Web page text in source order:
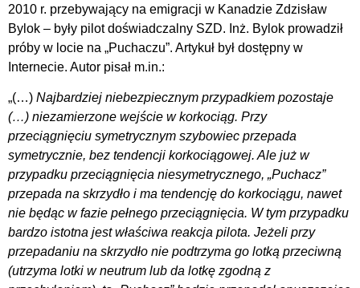
2010 r. przebywający na emigracji w Kanadzie Zdzisław
Bylok – były pilot doświadczalny SZD. Inż. Bylok prowadził
próby w locie na „Puchaczu”. Artykuł był dostępny w
Internecie. Autor pisał m.in.:
„(…) Najbardziej niebezpiecznym przypadkiem pozostaje
(…) niezamierzone wejście w korkociąg. Przy
przeciągnięciu symetrycznym szybowiec przepada
symetrycznie, bez tendencji korkociągowej. Ale już w
przypadku przeciągnięcia niesymetrycznego, „Puchacz”
przepada na skrzydło i ma tendencję do korkociągu, nawet
nie będąc w fazie pełnego przeciągnięcia. W tym przypadku
bardzo istotna jest właściwa reakcja pilota. Jeżeli przy
przepadaniu na skrzydło nie podtrzyma go lotką przeciwną
(utrzyma lotki w neutrum lub da lotkę zgodną z